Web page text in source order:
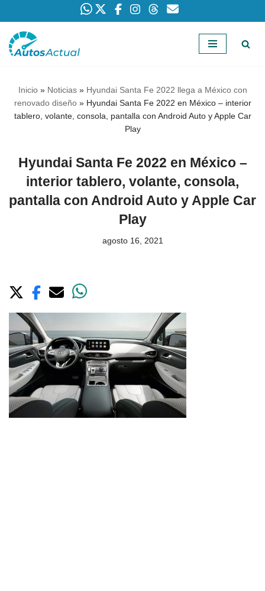
Saltar
Inicio» Noticias» Hyundai Santa Fe 2022 llega a México con
renovado diseño» Hyundai Santa Fe 2022 en México – interior
tablero, volante, consola, pantalla con Android Auto y Apple Car
Play
Hyundai Santa Fe 2022 en México –
interior tablero, volante, consola,
pantalla con Android Auto y Apple Car
Play
agosto 16, 2021